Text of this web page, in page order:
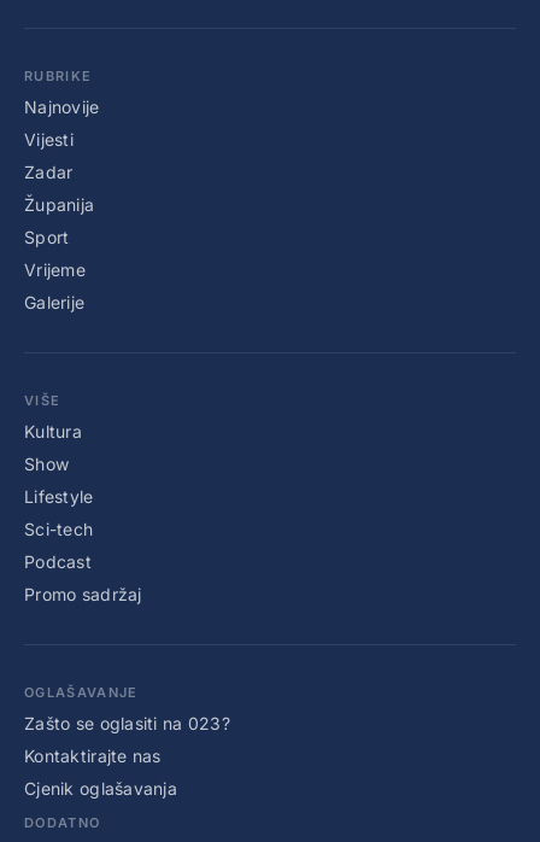
RUBRIKE
Najnovije
Vijesti
Zadar
Županija
Sport
Vrijeme
Galerije
VIŠE
Kultura
Show
Lifestyle
Sci-tech
Podcast
Promo sadržaj
OGLAŠAVANJE
Zašto se oglasiti na 023?
Kontaktirajte nas
Cjenik oglašavanja
DODATNO